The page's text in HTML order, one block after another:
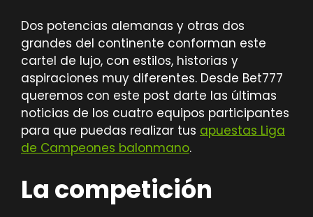
Dos potencias alemanas y otras dos
grandes del continente conforman este
cartel de lujo, con estilos, historias y
aspiraciones muy diferentes. Desde Bet777
queremos con este post darte las últimas
noticias de los cuatro equipos participantes
para que puedas realizar tus apuestas Liga
de Campeones balonmano.
La competición